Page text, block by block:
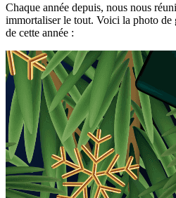
Chaque année depuis, nous nous
immortaliser le tout. Voici la photo de
de cette année :